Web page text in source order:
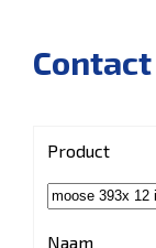
Product
Naam